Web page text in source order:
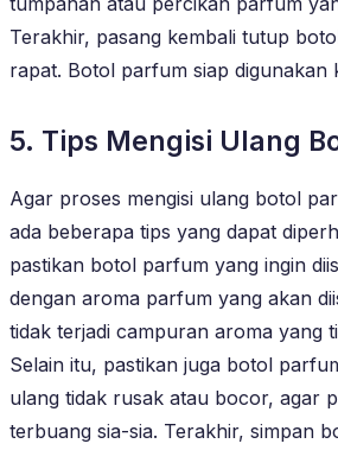
Terakhir, pasang kembali tutup
rapat. Botol parfum siap digunakan
5. Tips Mengisi Ulang
Agar proses mengisi ulang botol
ada beberapa tips yang dapat
pastikan botol parfum yang ingin
dengan aroma parfum yang akan
tidak terjadi campuran aroma yang
Selain itu, pastikan juga botol
ulang tidak rusak atau bocor, agar
terbuang sia-sia. Terakhir, simpan